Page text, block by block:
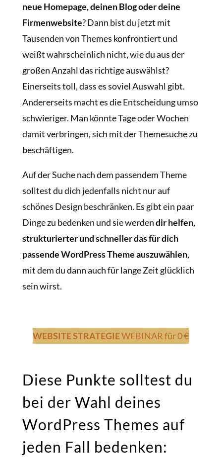
neue Homepage, deinen Blog oder deine
Firmenwebsite? Dann bist du jetzt mit
Tausenden von Themes konfrontiert und
weißt wahrscheinlich nicht, wie du aus der
großen Anzahl das richtige auswählst?
Einerseits toll, dass es soviel Auswahl gibt.
Andererseits macht es die Entscheidung umso
schwieriger. Man könnte Tage oder Wochen
damit verbringen, sich mit der Themesuche zu
beschäftigen.
Auf der Suche nach dem passendem Theme
solltest du dich jedenfalls nicht nur auf
schönes Design beschränken. Es gibt ein paar
Dinge zu bedenken und sie werdendir helfen,
strukturierter und schneller das für dich
passende WordPress Theme auszuwählen,
mit dem du dann auch für lange Zeit glücklich
sein wirst.
WEBSITE STRATEGIEWEBINAR für 0 €
Diese Punkte solltest du
bei der Wahl deines
WordPress Themes auf
jeden Fall bedenken: